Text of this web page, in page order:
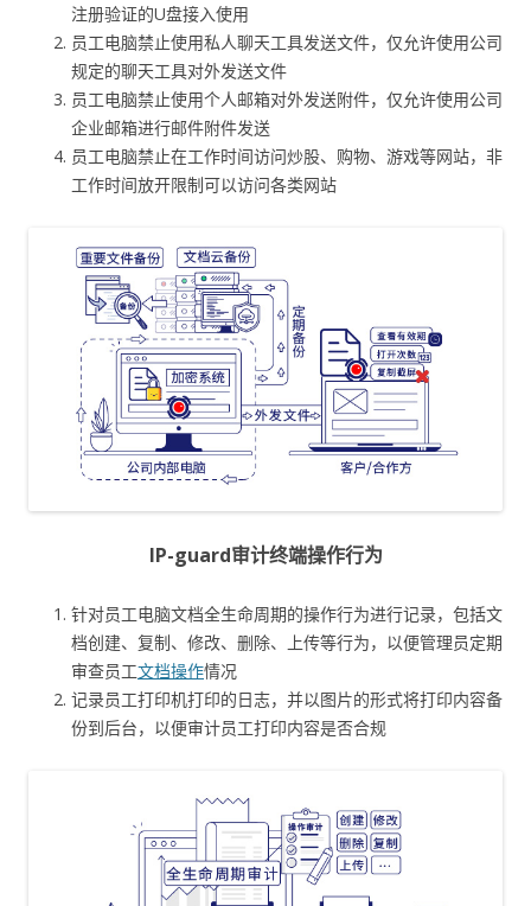
注册验证的U盘接入使用
员工电脑禁止使用私人聊天工具发送文件，仅允许使用公司
规定的聊天工具对外发送文件
员工电脑禁止使用个人邮箱对外发送附件，仅允许使用公司
企业邮箱进行邮件附件发送
员工电脑禁止在工作时间访问炒股、购物、游戏等网站，非
工作时间放开限制可以访问各类网站
IP-guard审计终端操作行为
针对员工电脑文档全生命周期的操作行为进行记录，包括文
档创建、复制、修改、删除、上传等行为，以便管理员定期
审查员工文档操作情况
记录员工打印机打印的日志，并以图片的形式将打印内容备
份到后台，以便审计员工打印内容是否合规